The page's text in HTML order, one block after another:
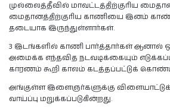
முல்லைத்தீவில் மாவட்டத்திற்குரிய
மைதானத்திற்குரிய காணியை இனம்
தடையாக இருந்துள்ளார்கள்.
3 இடங்களில் காணி பார்த்தார்கள் ஆனால்
அமைக்க எந்தவித நடவடிக்கையும்
காரணம் கூறி காலம் கடத்தப்பட்டுக்
அங்குள்ள இளைஞர்களுக்கு
வாய்ப்பு மறுக்கப்படுகின்றது.